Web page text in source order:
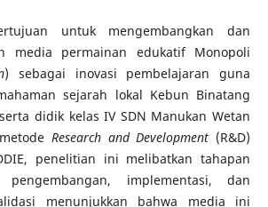
untuk mengembangkan dan
media permainan edukatif Monopoli
) sebagai inovasi pembelajaran guna
sejarah lokal Kebun Binatang
didik kelas IV SDN Manukan Wetan
Research and Development (R&D)
penelitian ini melibatkan tahapan
implementasi, dan
menunjukkan bahwa media ini